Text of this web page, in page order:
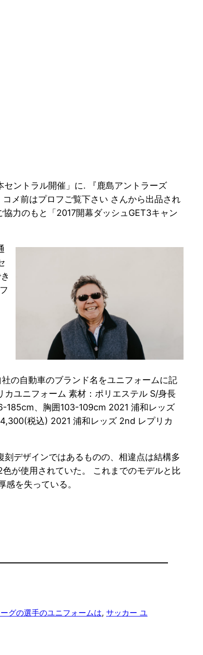
セントラル開催」に. 『鹿島アントラーズ
前はプロフご覧下さい さんから出品され
力のもと「2017開幕ダッシュGET3キャン
の自動車のブランド名をユニフォームに記
ユニフォーム 素材：ポリエステル S/身長
、胸囲103-109cm 2021 浦和レッズ
税込) 2021 浦和レッズ 2nd レプリカ
デザインではあるものの、相違点は結構多
が使用されていた。 これまでのモデルと比
を失っている。
グの選手のユニフォームは, サッカー ユ